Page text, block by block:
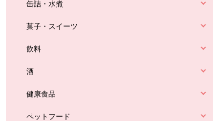
缶詰・水煮
菓子・スイーツ
飲料
酒
健康食品
ペットフード